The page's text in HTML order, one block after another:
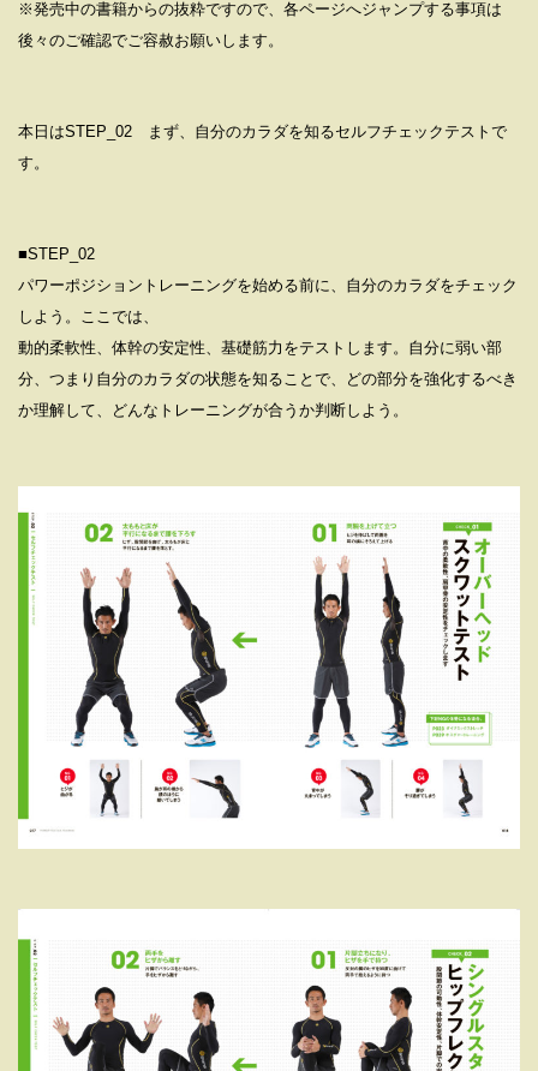
※発売中の書籍からの抜粋ですので、各ページへジャンプする事項は
後々のご確認でご容赦お願いします。
本日はSTEP_02 まず、自分のカラダを知るセルフチェックテストで
す。
■STEP_02
パワーポジショントレーニングを始める前に、自分のカラダをチェック
しよう。ここでは、
動的柔軟性、体幹の安定性、基礎筋力をテストします。自分に弱い部
分、つまり自分のカラダの状態を知ることで、どの部分を強化するべき
か理解して、どんなトレーニングが合うか判断しよう。